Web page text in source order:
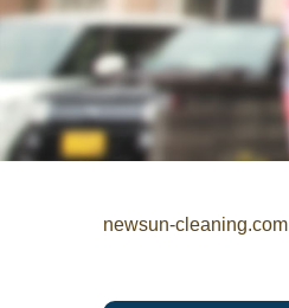
newsun-cleaning.com